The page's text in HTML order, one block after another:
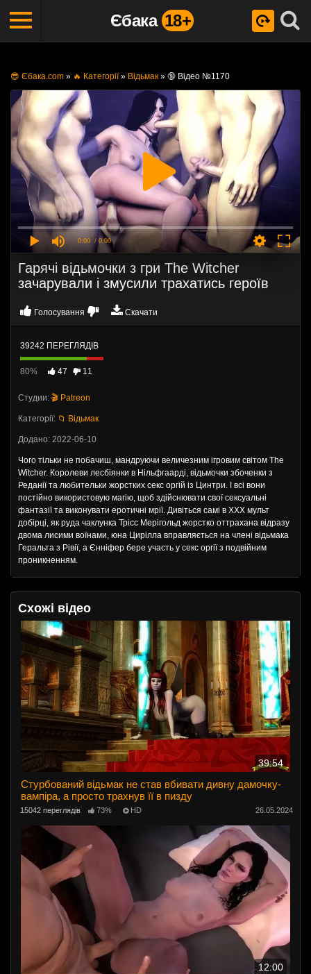
Єбака 18+
😎 Єбака.com » 🔥 Категорії» Відьмак » 🔞 Відео №1170
0:00 / 0:00
Гарячі відьмочки з гри The Witcher
зачарували і змусили трахатись героїв
Голосування Скачати
39242 ПЕРЕГЛЯДІВ
80% 47 11
Студии: 🎬 Patreon
Категорії: 📁 Відьмак
Додано: 2022-06-10
Чого тільки не побачиш, мандруючи величезним ігровим світом The
Witcher. Королеви лесбіянки в Нільфгаарді, відьмочки збоченки з
Реданії та любительки жорстких секс оргій із Цинтри. І всі вони
постійно використовую магію, щоб здійснювати свої сексуальні
фантазії та виконувати еротичні мрії. Дивіться самі в ХХХ мульт
добірці, як руда чаклунка Трісс Мерігольд жорстко оттрахана відразу
двома лисими воїнами, юна Цирілла вправляється на члені відьмака
Геральта з Рівії, а Єнніфер бере участь у секс оргії з подвійним
проникненням.
Схожі відео
39:54
Стурбований відьмак не став вбивати дивну дамочку-
вампіра, а просто трахнув її в пизду
15042 переглядів 73% HD 26.05.2024
12:00